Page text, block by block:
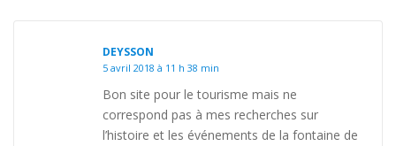
DEYSSON
5 avril 2018 à 11 h 38 min
Bon site pour le tourisme mais ne
correspond pas à mes recherches sur
l’histoire et les événements de la fontaine de